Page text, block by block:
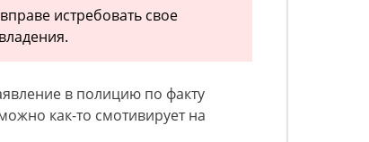
истребовать свое
в полицию по факту
как-то смотивирует на